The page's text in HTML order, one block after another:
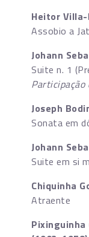
Heitor
Assobio a
Johann
Suite n. 1
Participação
Joseph
Sonata em
Johann
Suite em si
Chiquinha
Atraente